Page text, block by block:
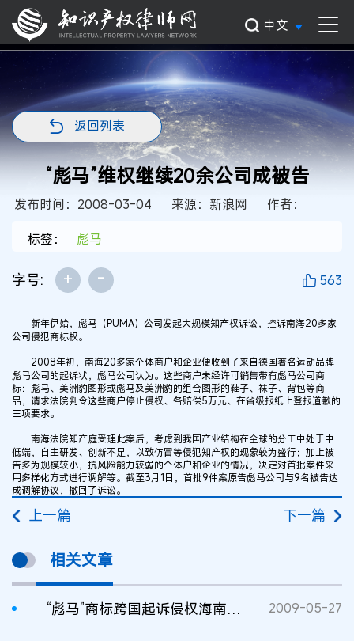
中文
返回列表
“彪马”维权继续20余公司成被告
发布时间：2008-03-04 来源：新浪网
作者：
标签：
彪马
字号: + - 563
新年伊始，彪马（PUMA）公司发起大规模知产权诉讼，控诉南海20多家
公司侵犯商标权。
2008年初，南海20多家个体商户和企业便收到了来自德国著名运动品牌
彪马公司的起诉状，彪马公司认为。这些商户未经许可销售带有彪马公司商
标：彪马、美洲豹图形或彪马及美洲豹的组合图形的鞋子、袜子、背包等商
品，请求法院判令这些商户停止侵权、各赔偿5万元、在省级报纸上登报道歉的
三项要求。
南海法院知产庭受理此案后，考虑到我国产业结构在全球的分工中处于中
低端，自主研发、创新不足，以致仿冒等侵犯知产权的现象较为盛行；加上被
告多为规模较小，抗风险能力较弱的个体户和企业的情况，决定对首批案件采
用多样化方式进行调解等。截至3月1日，首批9件案原告彪马公司与9名被告达
成调解协议，撤回了诉讼。
上一篇 下一篇
相关文章
“彪马”商标跨国起诉侵权海南商家成被告 2009-05-27